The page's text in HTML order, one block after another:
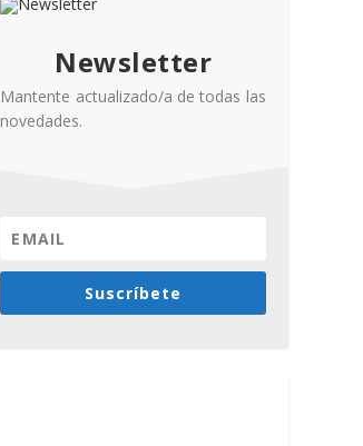
Newsletter
Mantente actualizado/a de todas las
novedades.
Suscríbete